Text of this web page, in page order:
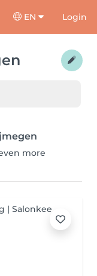
EN Login
more